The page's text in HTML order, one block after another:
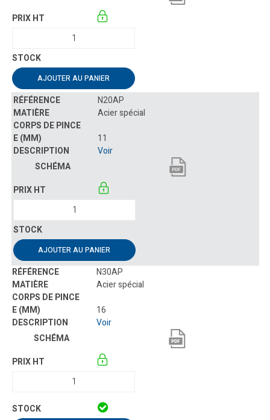
AJOUTER AU PANIER
N20AP
Acier spécial
11
Voir
AJOUTER AU PANIER
N30AP
Acier spécial
16
Voir